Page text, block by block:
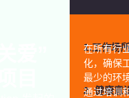
1.工作场
在所有行
化，确保
最少的环
2. 健康意
通过培训